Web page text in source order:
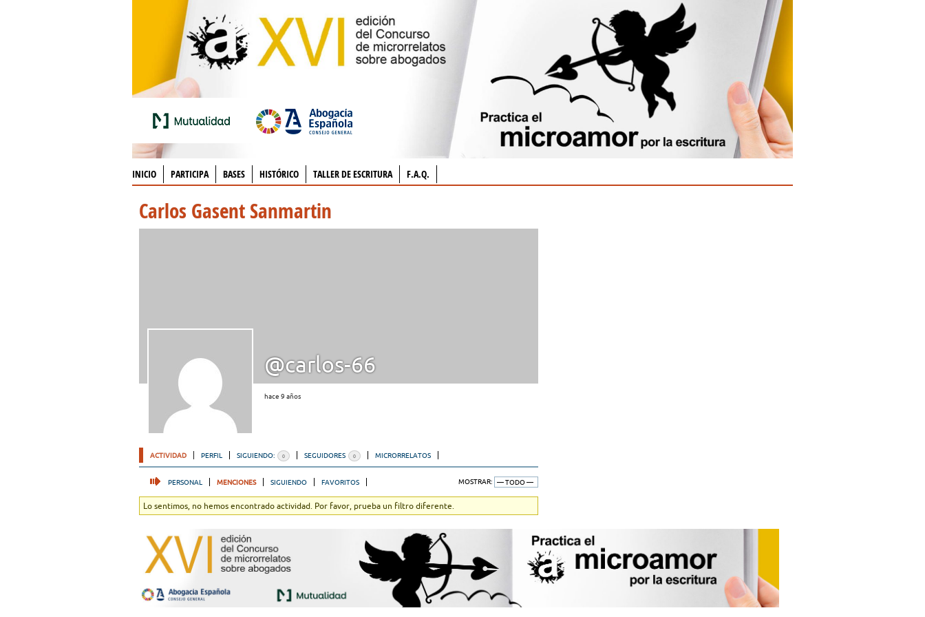
INICIO PARTICIPA BASES HISTÓRICO TALLER DE ESCRITURA F.A.Q.
Carlos Gasent Sanmartin
@carlos-66
hace 9 años
ACTIVIDAD PERFIL SIGUIENDO: 0 SEGUIDORES 0 MICRORRELATOS
PERSONAL MENCIONES SIGUIENDO FAVORITOS MOSTRAR:
Lo sentimos, no hemos encontrado actividad. Por favor, prueba un filtro diferente.